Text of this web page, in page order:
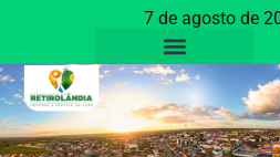
7 de agosto de